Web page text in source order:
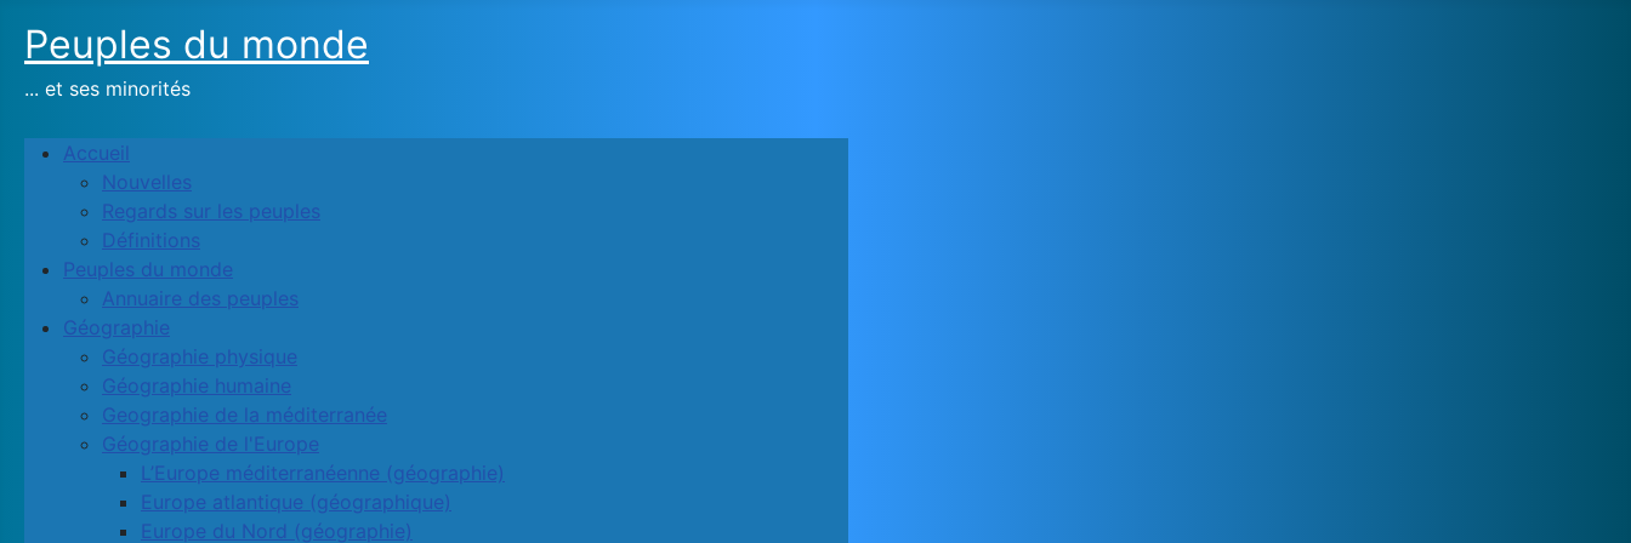
Peuples du monde
... et ses minorités
Accueil
Nouvelles
Regards sur les peuples
Définitions
Peuples du monde
Annuaire des peuples
Géographie
Géographie physique
Géographie humaine
Geographie de la méditerranée
Géographie de l'Europe
L’Europe méditerranéenne (géographie)
Europe atlantique (géographique)
Europe du Nord (géographie)